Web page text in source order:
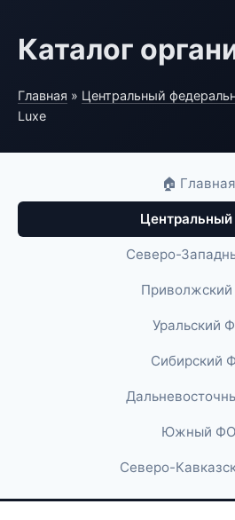
Каталог
Главная » Центральный
Luxe
🏠 Главная
Северо-
Уральский
Сибирский
Южный ФО
Северо-